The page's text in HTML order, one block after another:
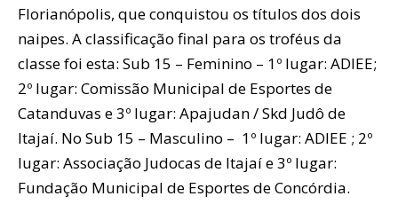
Florianópolis, que conquistou os títulos dos dois
naipes. A classificação final para os troféus da
classe foi esta: Sub 15 – Feminino – 1º lugar: ADIEE;
2º lugar: Comissão Municipal de Esportes de
Catanduvas e 3º lugar: Apajudan / Skd Judô de
Itajaí. No Sub 15 – Masculino – 1º lugar: ADIEE ; 2º
lugar: Associação Judocas de Itajaí e 3º lugar:
Fundação Municipal de Esportes de Concórdia.